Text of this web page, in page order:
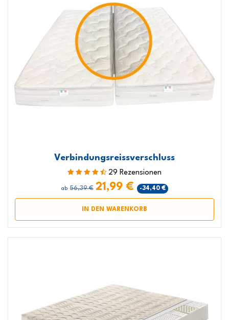
Verbindungsreissverschluss
29 Rezensionen
ab 56,39 € 21,99 € -34,40 €
IN DEN WARENKORB